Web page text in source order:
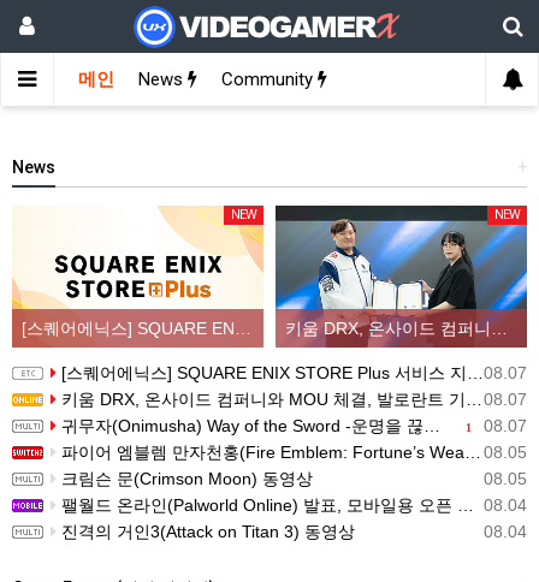
메인 News Community
+
News
NEW NEW
키움 DRX, 온사이드 컴퍼니와 MOU 체결, 발로란트 기반 콘텐츠 생태계 확장
08.07
[스퀘어에닉스] SQUARE ENIX STORE Plus 서비스 지역 확대, 인기 신상품 라인업 순차적 입고
08.07
키움 DRX, 온사이드 컴퍼니와 MOU 체결, 발로란트 기반 콘텐츠 생태계 확장
1 08.07
귀무자(Onimusha) Way of the Sword -운명을 끊는 자 트레일러
08.05
파이어 엠블렘 만자천홍(Fire Emblem: Fortune’s Weave) 스크린샷과 동영상(한국어 자막)
08.05
크림슨 문(Crimson Moon) 동영상
08.04
팰월드 온라인(Palworld Online) 발표, 모바일용 오픈 월드 멀티플레이 생존 크래프트
08.04
진격의 거인3(Attack on Titan 3) 동영상